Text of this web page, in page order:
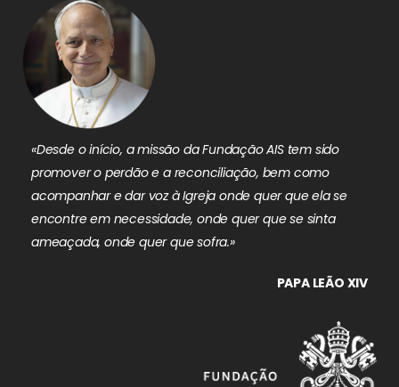
«Desde o início, a missão da Fundação AIS tem sido
promover o perdão e a reconciliação, bem como
acompanhar e dar voz à Igreja onde quer que ela se
encontre em necessidade, onde quer que se sinta
ameaçada, onde quer que sofra.»
PAPA LEÃO XIV